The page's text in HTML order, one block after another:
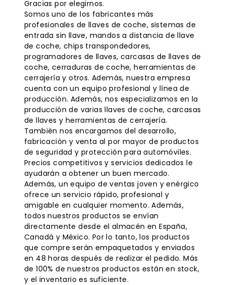
Gracias por elegirnos.
Somos uno de los fabricantes más
profesionales de llaves de coche, sistemas de
entrada sin llave, mandos a distancia de llave
de coche, chips transpondedores,
programadores de llaves, carcasas de llaves de
coche, cerraduras de coche, herramientas de
cerrajería y otros. Además, nuestra empresa
cuenta con un equipo profesional y línea de
producción. Además, nos especializamos en la
producción de varias llaves de coche, carcasas
de llaves y herramientas de cerrajería.
También nos encargamos del desarrollo,
fabricación y venta al por mayor de productos
de seguridad y protección para automóviles.
Precios competitivos y servicios dedicados le
ayudarán a obtener un buen mercado.
Además, un equipo de ventas joven y enérgico
ofrece un servicio rápido, profesional y
amigable en cualquier momento. Además,
todos nuestros productos se envían
directamente desde el almacén en España,
Canadá y México. Por lo tanto, los productos
que compre serán empaquetados y enviados
en 48 horas después de realizar el pedido. Más
de 100% de nuestros productos están en stock,
y el inventario es suficiente.